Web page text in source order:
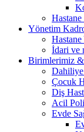
Hastane
Yönetim
İdari ve
Birimlerimiz
Çocuk
Diş
Acil
Evde